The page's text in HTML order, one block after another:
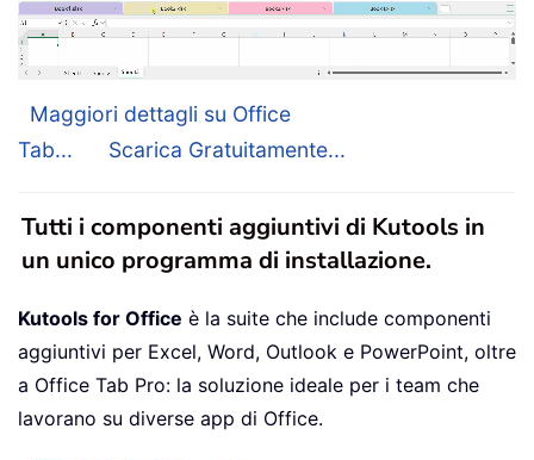
Maggiori dettagli su Office
Tab...
Scarica Gratuitamente...
Tutti i componenti aggiuntivi di Kutools in
un unico programma di installazione.
Kutools for Office è la suite che include componenti
aggiuntivi per Excel, Word, Outlook e PowerPoint, oltre
a Office Tab Pro: la soluzione ideale per i team che
lavorano su diverse app di Office.